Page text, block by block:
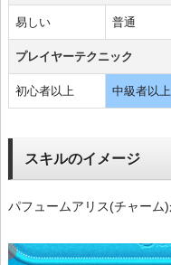
易しい 普通
プレイヤーテクニック
初心者以上 中級者以上
スキルのイメージ
パフュームアリス(チャーム